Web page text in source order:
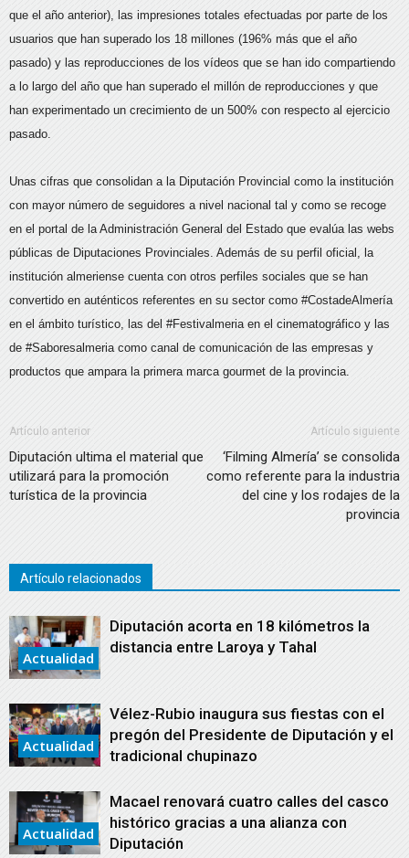
que el año anterior), las impresiones totales efectuadas por parte de los
usuarios que han superado los 18 millones (196% más que el año
pasado) y las reproducciones de los vídeos que se han ido compartiendo
a lo largo del año que han superado el millón de reproducciones y que
han experimentado un crecimiento de un 500% con respecto al ejercicio
pasado.
Unas cifras que consolidan a la Diputación Provincial como la institución
con mayor número de seguidores a nivel nacional tal y como se recoge
en el portal de la Administración General del Estado que evalúa las webs
públicas de Diputaciones Provinciales. Además de su perfil oficial, la
institución almeriense cuenta con otros perfiles sociales que se han
convertido en auténticos referentes en su sector como #CostadeAlmería
en el ámbito turístico, las del #Festivalmeria en el cinematográfico y las
de #Saboresalmeria como canal de comunicación de las empresas y
productos que ampara la primera marca gourmet de la provincia.
Artículo anterior
Diputación ultima el material que
utilizará para la promoción
turística de la provincia
Artículo siguiente
‘Filming Almería’ se consolida
como referente para la industria
del cine y los rodajes de la
provincia
Artículo relacionados
Actualidad
Diputación acorta en 18 kilómetros la
distancia entre Laroya y Tahal
Actualidad
Vélez-Rubio inaugura sus fiestas con el
pregón del Presidente de Diputación y el
tradicional chupinazo
Actualidad
Macael renovará cuatro calles del casco
histórico gracias a una alianza con
Diputación